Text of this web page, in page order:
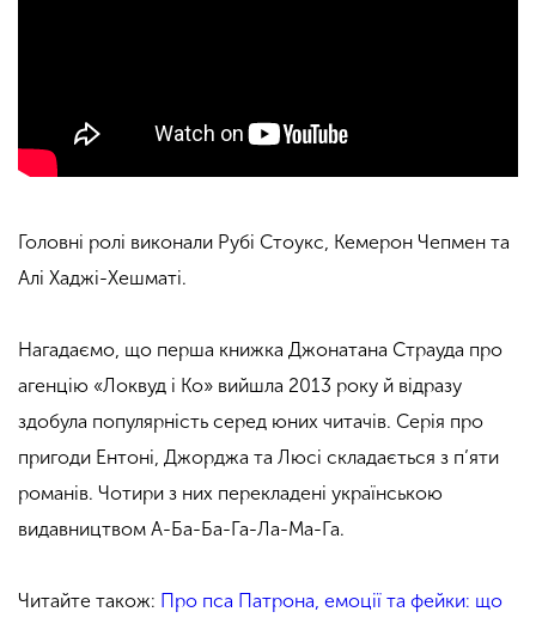
Головні ролі виконали Рубі Стоукс, Кемерон Чепмен та
Алі Хаджі-Хешматі.
Нагадаємо, що перша книжка Джонатана Страуда про
агенцію «Локвуд і Ко» вийшла 2013 року й відразу
здобула популярність серед юних читачів. Серія про
пригоди Ентоні, Джорджа та Люсі складається з п’яти
романів. Чотири з них перекладені українською
видавництвом А-Ба-Ба-Га-Ла-Ма-Га.
Читайте також: Про пса Патрона, емоції та фейки: що